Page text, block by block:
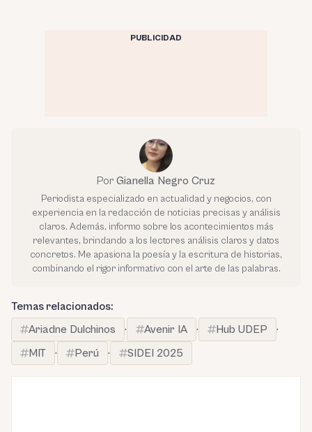
PUBLICIDAD
Por Gianella Negro Cruz
Periodista especializado en actualidad y negocios, con
experiencia en la redacción de noticias precisas y análisis
claros. Además, informo sobre los acontecimientos más
relevantes, brindando a los lectores análisis claros y datos
concretos. Me apasiona la poesía y la escritura de historias,
combinando el rigor informativo con el arte de las palabras.
Temas relacionados:
Ariadne Dulchinos
· Avenir IA · Hub UDEP
·
MIT
· Perú · SIDEI 2025